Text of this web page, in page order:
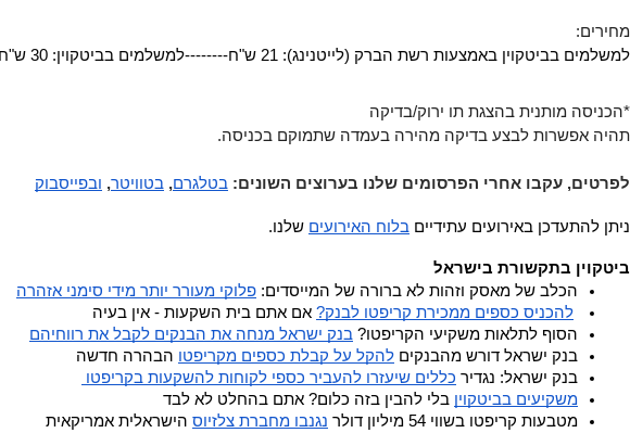
מחירים:
למשלמים בביטקוין באמצעות רשת הברק (לייטנינג): 21 ש"ח--------
למשלמים בביטקוין: 30 ש"ח--------
*הכניסה מותנית בהצגת תו ירוק/בדיקה
תהיה אפשרות לבצע בדיקה מהירה בעמדה שתמוקם בכניסה.
לפרטים, עקבו אחרי הפרסומים שלנו בערוצים השונים: בטלגרם, בטוויטר, ובפייסבוק
ניתן להתעדכן באירועים עתידיים בלוח האירועים שלנו.
ביטקוין בתקשורת בישראל
הכלב של מאסק וזהות לא ברורה של המייסדים: פלוקי מעורר יותר מידי סימני אזהרה
להכניס כספים ממכירת קריפטו לבנק? אם אתם בית השקעות - אין בעיה
הסוף לתלאות משקיעי הקריפטו? בנק ישראל מנחה את הבנקים לקבל את רווחיהם
בנק ישראל דורש מהבנקים להקל על קבלת כספים מקריפטו הבהרה חדשה
בנק ישראל: נגדיר כללים שיעזרו להעביר כספי לקוחות להשקעות בקריפטו
משקיעים בביטקוין בלי להבין בזה כלום? אתם בהחלט לא לבד
מטבעות קריפטו בשווי 54 מיליון דולר
נגנבו מחברת צלזיוס הישראלית אמריקאית